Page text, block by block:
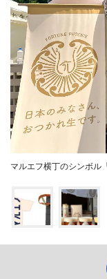
マルエフ横丁のシンボル